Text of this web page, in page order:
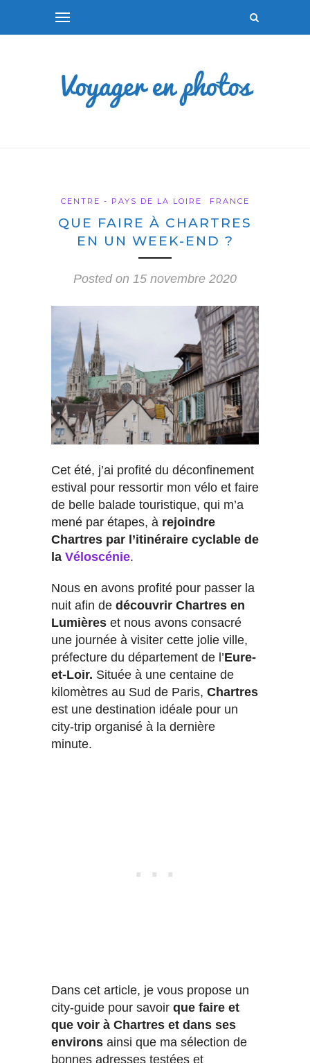
CENTRE - PAYS DE LA LOIRE FRANCE
QUE FAIRE À CHARTRES
EN UN WEEK-END ?
Posted on 15 novembre 2020
Cet été, j’ai profité du déconfinement
estival pour ressortir mon vélo et faire
de belle balade touristique, qui m’a
mené par étapes, à rejoindre
Chartres par l’itinéraire cyclable de
la Véloscénie.
Nous en avons profité pour passer la
nuit afin de découvrir Chartres en
Lumières et nous avons consacré
une journée à visiter cette jolie ville,
préfecture du département de l’Eure-
et-Loir. Située à une centaine de
kilomètres au Sud de Paris, Chartres
est une destination idéale pour un
city-trip organisé à la dernière
minute.
Dans cet article, je vous propose un
city-guide pour savoir que faire et
que voir à Chartres et dans ses
environs ainsi que ma sélection de
bonnes adresses testées et